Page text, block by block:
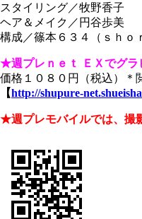
スタイリング／牧野香子
ヘア＆メイク／円谷歩美
構成／篠本６３４（ｓｈｏ
★週プレｎｅｔ ＥＸでグラ
価格１０８０円（税込）＊
【http://shupure-
★週プレモバイルでは、撮